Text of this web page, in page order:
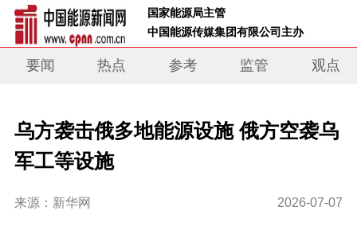
国家能源局主管
中国能源传媒集团有限公司主办
要闻 热点 参考 监管 观点
乌方袭击俄多地能源设施 俄方空袭乌
军工等设施
来源：新华网 2026-07-07